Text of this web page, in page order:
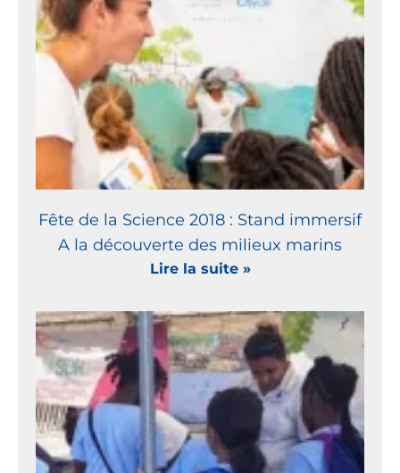
Fête de la Science 2018 : Stand immersif
A la découverte des milieux marins
Lire la suite »